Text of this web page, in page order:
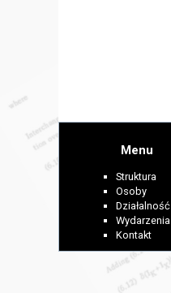
Menu
Struktura
Osoby
Działalność
Wydarzenia
Kontakt